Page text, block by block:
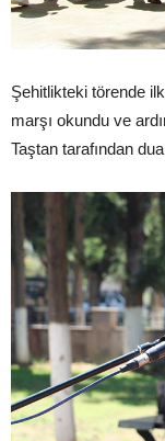
Şehitlikteki törende
marşı okundu ve
Taştan tarafından